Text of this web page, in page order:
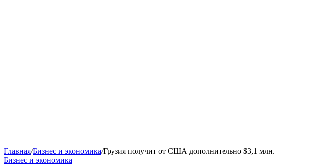
Главная/Бизнес и экономика/Грузия получит от США дополнительно $3,1 млн.
Бизнес и экономика